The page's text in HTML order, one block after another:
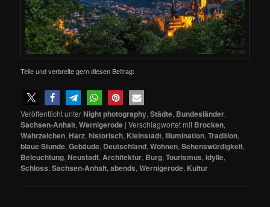
Teile und verbreite gern diesen Beitrag:
Veröffentlicht unter Night photography,Städte, Bundesländer,
Sachsen-Anhalt,Wernigerode |Verschlagwortet mit Brocken,
Wahrzeichen, Harz,historisch, Kleinstadt,Illumination,Tradition,
blaue Stunde,Gebäude, Deutschland,Wohnen,Sehenswürdigkeit,
Beleuchtung, Neustadt, Architektur, Burg,Tourismus,Idylle,
Schloss,Sachsen-Anhalt,abends,Wernigerode, Kultur